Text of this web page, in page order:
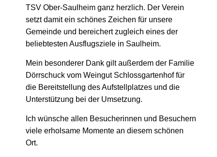
TSV Ober-Saulheim ganz herzlich. Der Verein
setzt damit ein schönes Zeichen für unsere
Gemeinde und bereichert zugleich eines der
beliebtesten Ausflugsziele in Saulheim.
Mein besonderer Dank gilt außerdem der Familie
Dörrschuck vom Weingut Schlossgartenhof für
die Bereitstellung des Aufstellplatzes und die
Unterstützung bei der Umsetzung.
Ich wünsche allen Besucherinnen und Besuchern
viele erholsame Momente an diesem schönen
Ort.